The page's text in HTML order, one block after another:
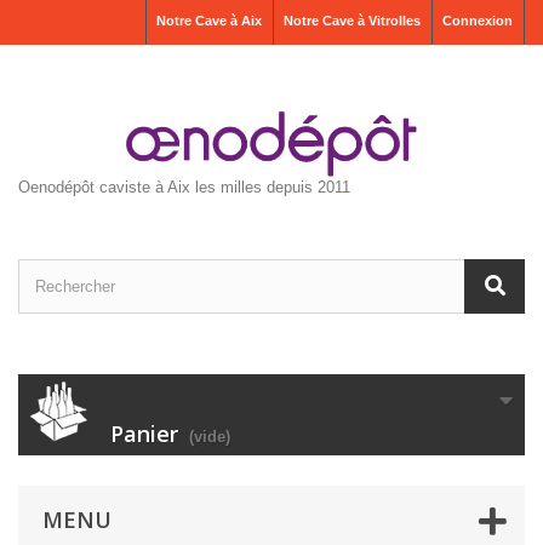
Connexion
Notre Cave à Vitrolles
Notre Cave à Aix
Oenodépôt caviste à Aix les milles depuis 2011
Panier (vide)
MENU